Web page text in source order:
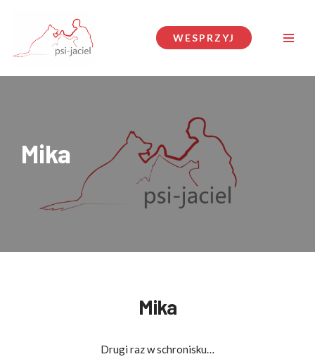
Przejdź
do
WESPRZYJ
Mika
Mika
Drugi raz w schronisku…